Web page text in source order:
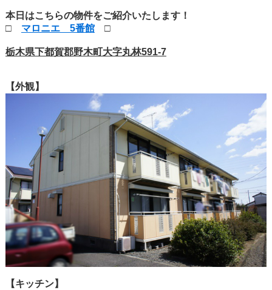
本日はこちらの物件をご紹介いたします！
□ マロニエ 5番館□
栃木県下都賀郡野木町大字丸林591-7
【外観】
【キッチン】